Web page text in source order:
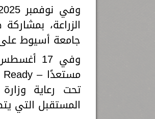
الزراعة،
جامعة أسيوط على
تحت رعاية
المستقبل التي